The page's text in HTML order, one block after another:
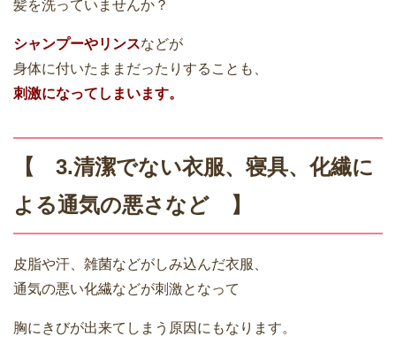
髪を洗っていませんか？
シャンプーやリンスなどが
身体に付いたままだったりすることも、
刺激になってしまいます。
【 3.清潔でない衣服、寝具、化繊に
よる通気の悪さなど 】
皮脂や汗、雑菌などがしみ込んだ衣服、
通気の悪い化繊などが刺激となって
胸にきびが出来てしまう原因にもなります。